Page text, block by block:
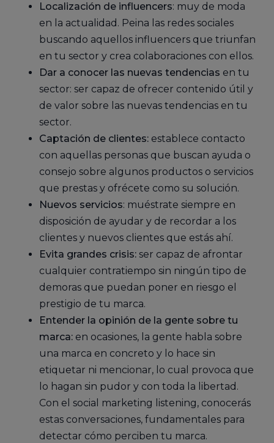
Localización de influencers: muy de moda
en la actualidad. Peina las redes sociales
buscando aquellos influencers que triunfan
en tu sector y crea colaboraciones con ellos.
Dar a conocer las nuevas tendencias en tu
sector: ser capaz de ofrecer contenido útil y
de valor sobre las nuevas tendencias en tu
sector.
Captación de clientes: establece contacto
con aquellas personas que buscan ayuda o
consejo sobre algunos productos o servicios
que prestas y ofrécete como su solución.
Nuevos servicios: muéstrate siempre en
disposición de ayudar y de recordar a los
clientes y nuevos clientes que estás ahí.
Evita grandes crisis: ser capaz de afrontar
cualquier contratiempo sin ningún tipo de
demoras que puedan poner en riesgo el
prestigio de tu marca.
Entender la opinión de la gente sobre tu
marca: en ocasiones, la gente habla sobre
una marca en concreto y lo hace sin
etiquetar ni mencionar, lo cual provoca que
lo hagan sin pudor y con toda la libertad.
Con el social marketing listening, conocerás
estas conversaciones, fundamentales para
detectar cómo perciben tu marca.